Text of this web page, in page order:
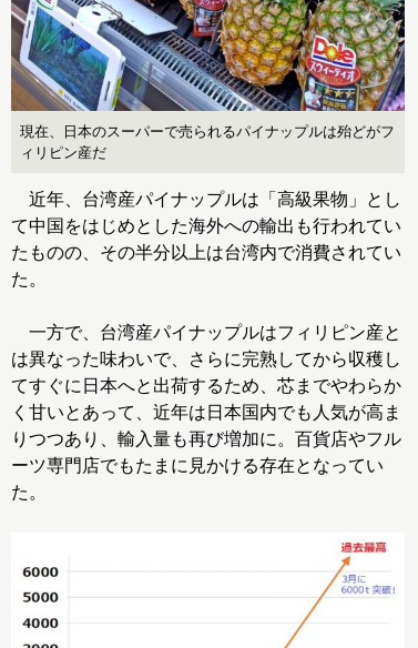
現在、日本のスーパーで売られるパイナップルは殆どがフ
ィリピン産だ
近年、台湾産パイナップルは「高級果物」とし
て中国をはじめとした海外への輸出も行われてい
たものの、その半分以上は台湾内で消費されてい
た。
一方で、台湾産パイナップルはフィリピン産と
は異なった味わいで、さらに完熟してから収穫し
てすぐに日本へと出荷するため、芯までやわらか
く甘いとあって、近年は日本国内でも人気が高ま
りつつあり、輸入量も再び増加に。百貨店やフル
ーツ専門店でもたまに見かける存在となってい
た。